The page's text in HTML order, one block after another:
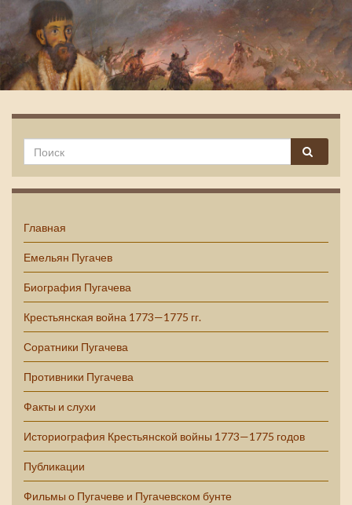
Емельян Пугачев
Главная
Емельян Пугачев
Биография Пугачева
Крестьянская война 1773—1775 гг.
Соратники Пугачева
Противники Пугачева
Факты и слухи
Историография Крестьянской войны 1773—1775 годов
Публикации
Фильмы о Пугачеве и Пугачевском бунте